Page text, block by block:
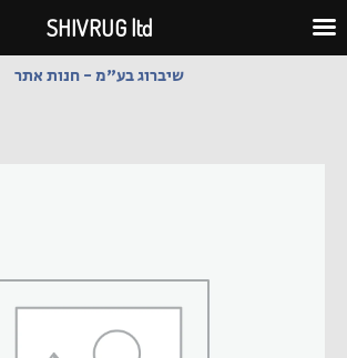
לתוכן
שיברוג בע"מ - חנות אתר
SHIVRUG ltd